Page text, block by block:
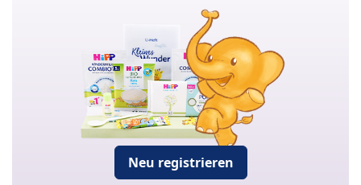
Neu registrieren